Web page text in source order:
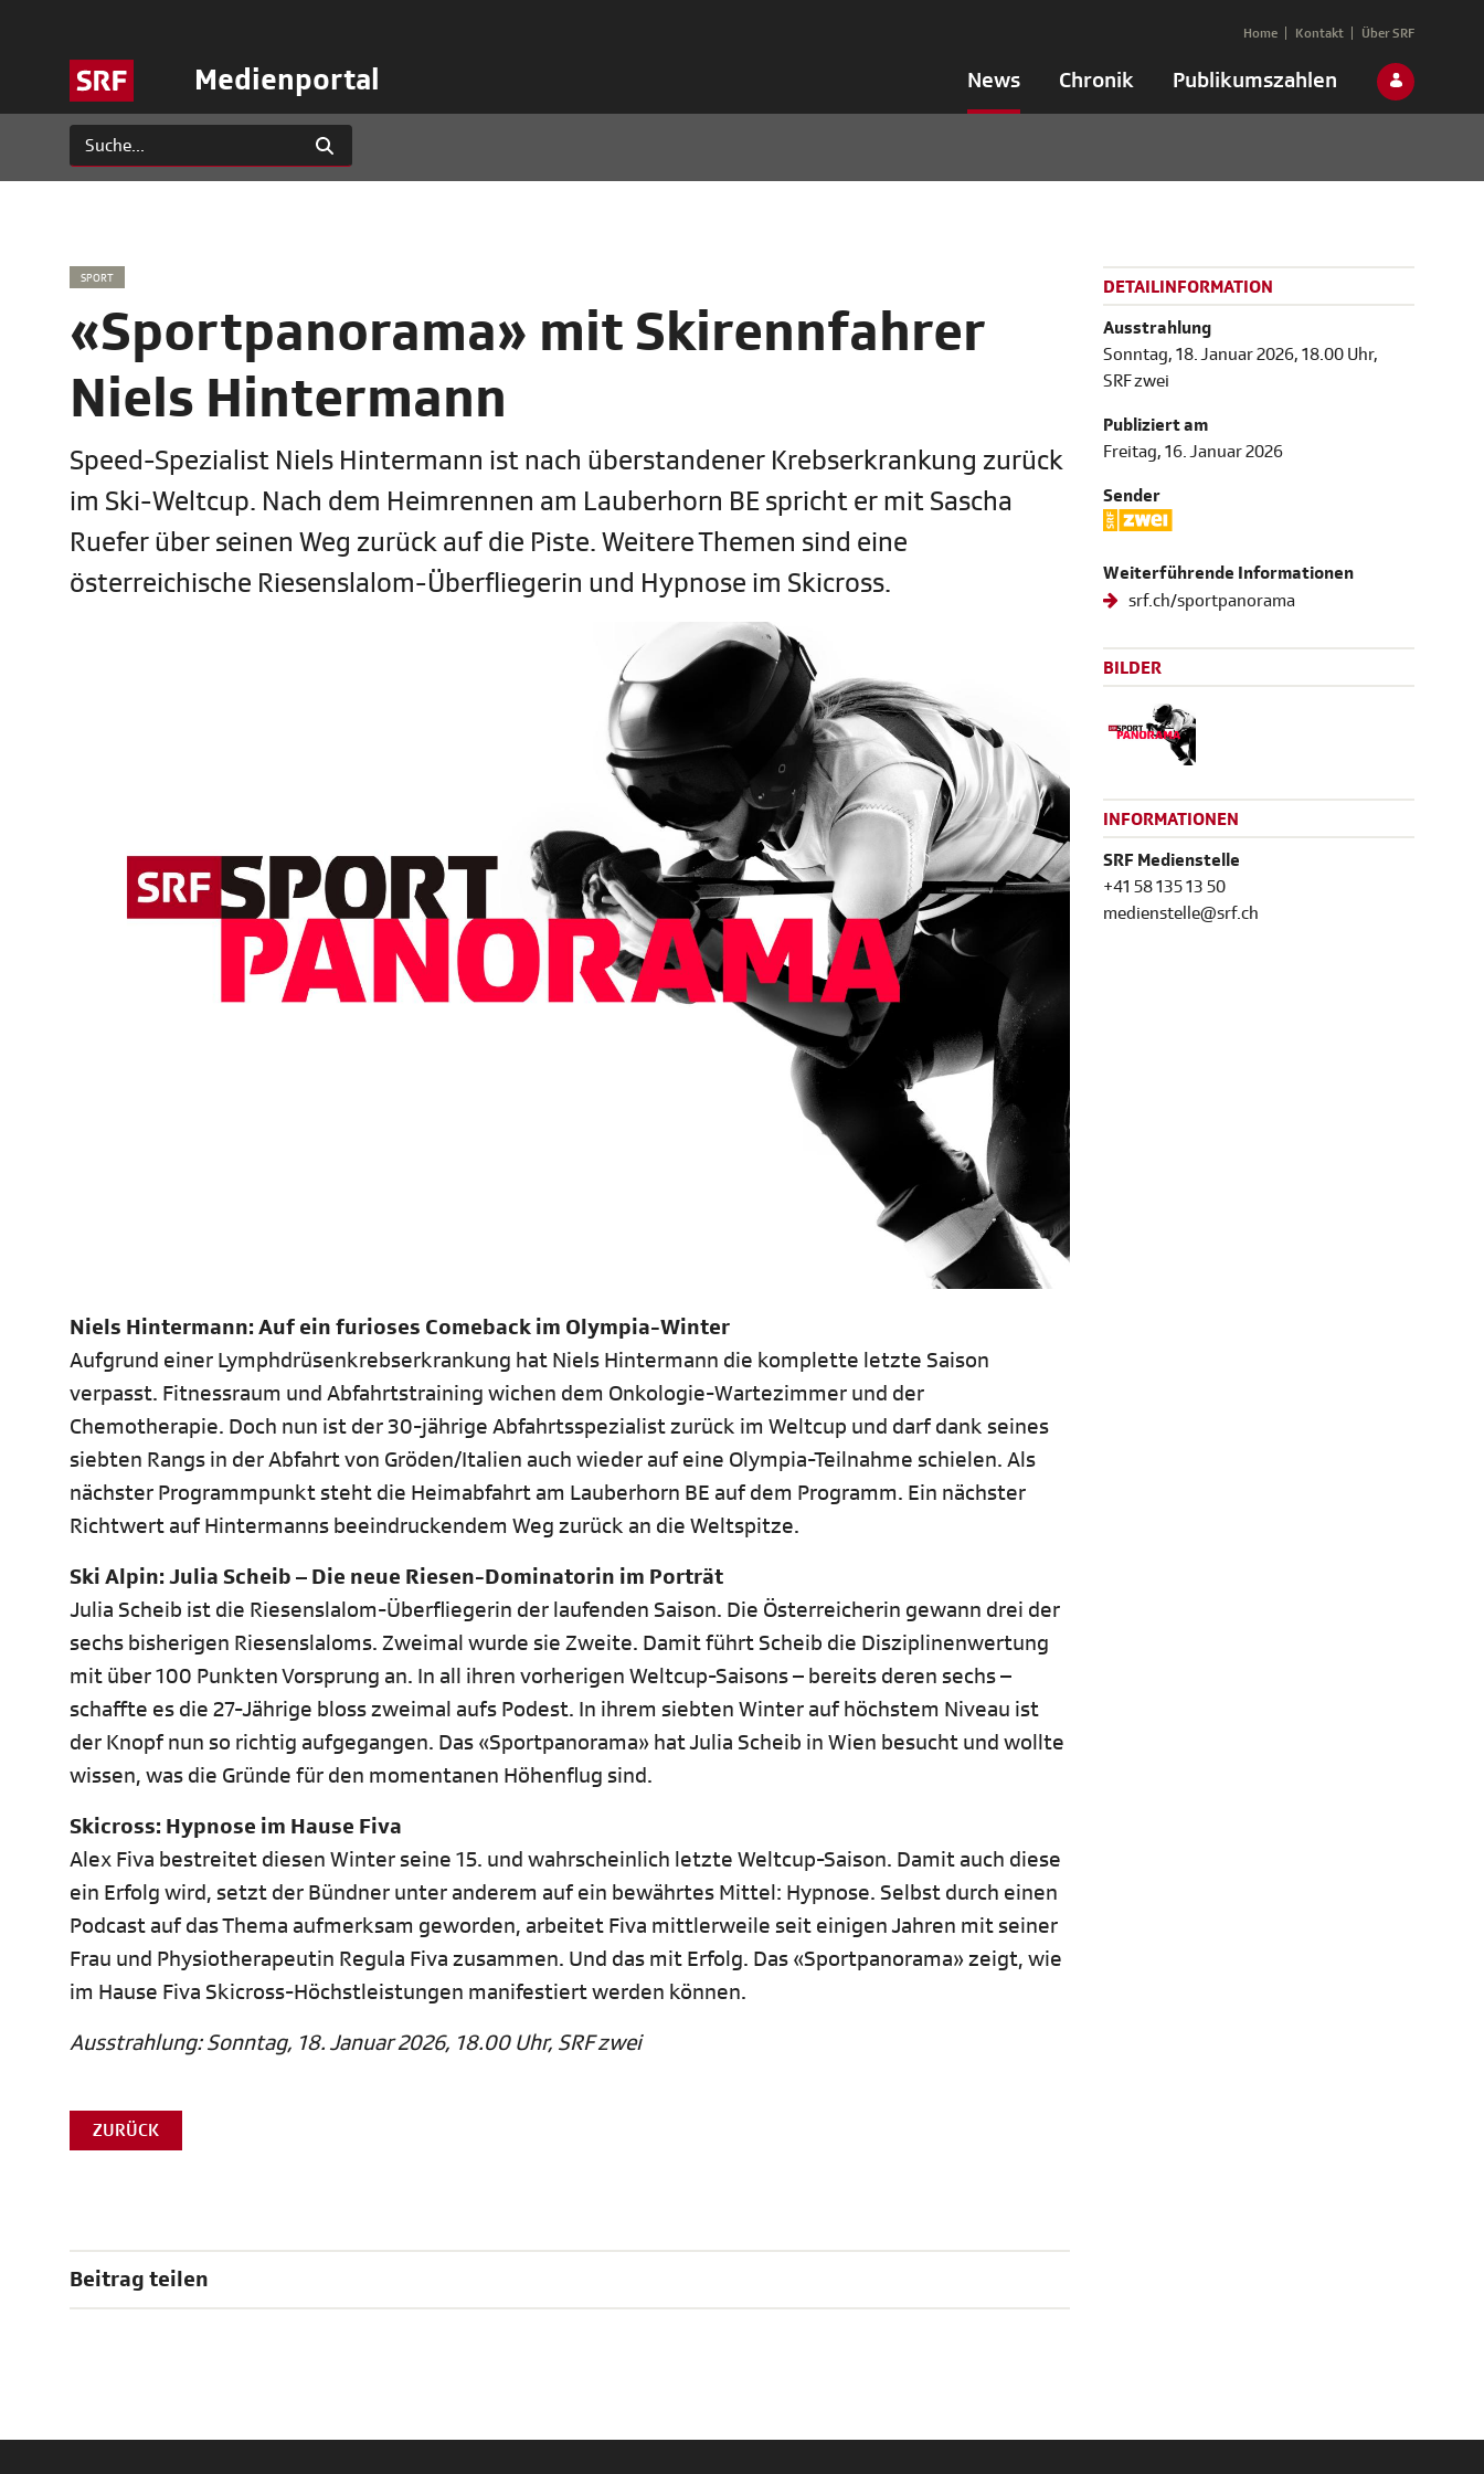
Medienportal News Chronik Publikumszahlen
Home Kontakt Über SRF
SPORT
«Sportpanorama» mit Skirennfahrer
Niels Hintermann
Speed-Spezialist Niels Hintermann ist nach überstandener Krebserkrankung zurück
im Ski-Weltcup. Nach dem Heimrennen am Lauberhorn BE spricht er mit Sascha
Ruefer über seinen Weg zurück auf die Piste. Weitere Themen sind eine
österreichische Riesenslalom-Überfliegerin und Hypnose im Skicross.
Niels Hintermann: Auf ein furioses Comeback im Olympia-Winter
Aufgrund einer Lymphdrüsenkrebserkrankung hat Niels Hintermann die komplette letzte Saison
verpasst. Fitnessraum und Abfahrtstraining wichen dem Onkologie-Wartezimmer und der
Chemotherapie. Doch nun ist der 30-jährige Abfahrtsspezialist zurück im Weltcup und darf dank seines
siebten Rangs in der Abfahrt von Gröden/Italien auch wieder auf eine Olympia-Teilnahme schielen. Als
nächster Programmpunkt steht die Heimabfahrt am Lauberhorn BE auf dem Programm. Ein nächster
Richtwert auf Hintermanns beeindruckendem Weg zurück an die Weltspitze.
Ski Alpin: Julia Scheib – Die neue Riesen-Dominatorin im Porträt
Julia Scheib ist die Riesenslalom-Überfliegerin der laufenden Saison. Die Österreicherin gewann drei der
sechs bisherigen Riesenslaloms. Zweimal wurde sie Zweite. Damit führt Scheib die Disziplinenwertung
mit über 100 Punkten Vorsprung an. In all ihren vorherigen Weltcup-Saisons – bereits deren sechs –
schaffte es die 27-Jährige bloss zweimal aufs Podest. In ihrem siebten Winter auf höchstem Niveau ist
der Knopf nun so richtig aufgegangen. Das «Sportpanorama» hat Julia Scheib in Wien besucht und wollte
wissen, was die Gründe für den momentanen Höhenflug sind.
Skicross: Hypnose im Hause Fiva
Alex Fiva bestreitet diesen Winter seine 15. und wahrscheinlich letzte Weltcup-Saison. Damit auch diese
ein Erfolg wird, setzt der Bündner unter anderem auf ein bewährtes Mittel: Hypnose. Selbst durch einen
Podcast auf das Thema aufmerksam geworden, arbeitet Fiva mittlerweile seit einigen Jahren mit seiner
Frau und Physiotherapeutin Regula Fiva zusammen. Und das mit Erfolg. Das «Sportpanorama» zeigt, wie
im Hause Fiva Skicross-Höchstleistungen manifestiert werden können.
Ausstrahlung: Sonntag, 18. Januar 2026, 18.00 Uhr, SRF zwei
ZURÜCK
Beitrag teilen
DETAILINFORMATION
Ausstrahlung
Sonntag, 18. Januar 2026, 18.00 Uhr,
SRF zwei
Publiziert am
Freitag, 16. Januar 2026
Sender
Weiterführende Informationen
srf.ch/sportpanorama
BILDER
INFORMATIONEN
SRF Medienstelle
+41 58 135 13 50
medienstelle@srf.ch